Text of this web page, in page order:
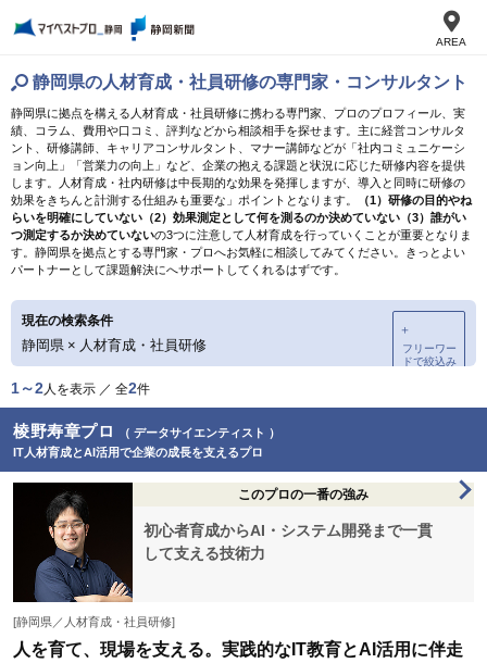
AREA
静岡県の人材育成・社員研修の専門家・コンサルタント
静岡県に拠点を構える人材育成・社員研修に携わる専門家、プロのプロフィール、実
績、コラム、費用や口コミ、評判などから相談相手を探せます。主に経営コンサルタ
ント、研修講師、キャリアコンサルタント、マナー講師などが「社内コミュニケーシ
ョン向上」「営業力の向上」など、企業の抱える課題と状況に応じた研修内容を提供
します。人材育成・社内研修は中長期的な効果を発揮しますが、導入と同時に研修の
効果をきちんと計測する仕組みも重要な」ポイントとなります。
（1）研修の目的やね
らいを明確にしていない（2）効果測定として何を測るのか決めていない（3）誰がい
つ測定するか決めていないの3つに注意して人材育成を行っていくことが重要となりま
す。静岡県を拠点とする専門家・プロへお気軽に相談してみてください。きっとよい
パートナーとして課題解決にへサポートしてくれるはずです。
現在の検索条件
静岡県 × 人材育成・社員研修
＋
フリーワー
ドで絞込み
1～2人を表示 ／ 全2件
棱野寿章プロ
（ データサイエンティスト ）
IT人材育成とAI活用で企業の成長を支えるプロ
このプロの一番の強み
初心者育成からAI・システム開発まで一貫
して支える技術力
[静岡県／人材育成・社員研修]
人を育て、現場を支える。実践的なIT教育とAI活用に伴走